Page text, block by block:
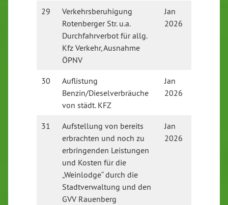
29
Verkehrsberuhigung
Rotenberger Str. u.a.
Durchfahrverbot für allg.
Kfz Verkehr, Ausnahme
ÖPNV
Jan
2026
30
Auflistung
Benzin/Dieselverbräuche
von städt. KFZ
Jan
2026
31
Aufstellung von bereits
erbrachten und noch zu
erbringenden Leistungen
und Kosten für die
„Weinlodge“ durch die
Stadtverwaltung und den
GVV Rauenberg
Jan
2026